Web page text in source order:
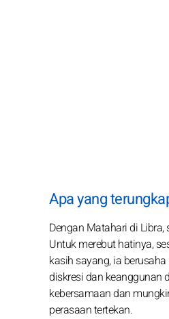
Apa yang
Dengan Matahari di
Untuk merebut hatinya,
kasih sayang, ia
diskresi dan keanggunan
kebersamaan dan
perasaan tertekan.